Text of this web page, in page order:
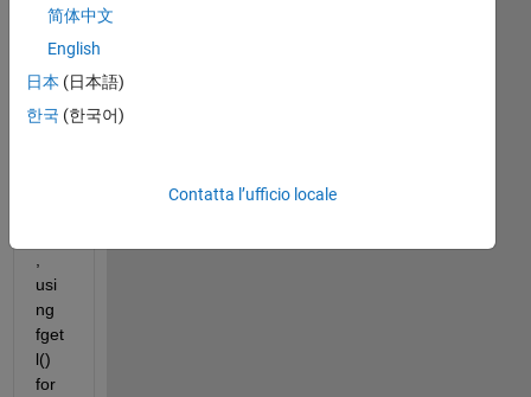
ere
line
to
rea
usi
ng
fget
l()
for
简体中文
English
日本 (日本語)
한국 (한국어)
Contatta l’ufficio locale